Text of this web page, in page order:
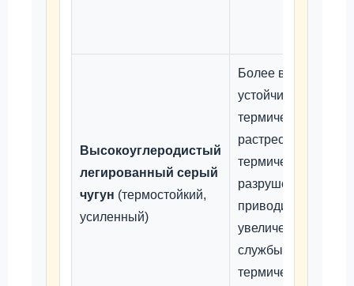
Высокоуглеродистый
легированный серый
чугун (термостойкий,
усиленный)
Более высокая
устойчивость к
термическому
растрескиванию и
термическому
разрушению, что
приводит к
увеличению срока
службы при
термической